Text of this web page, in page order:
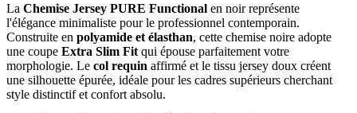
La Chemise Jersey PURE Functional en noir représente
l'élégance minimaliste pour le professionnel contemporain.
Construite en polyamide et élasthan, cette chemise noire adopte
une coupe Extra Slim Fit qui épouse parfaitement votre
morphologie. Le col requin affirmé et le tissu jersey doux créent
une silhouette épurée, idéale pour les cadres supérieurs cherchant
style distinctif et confort absolu.